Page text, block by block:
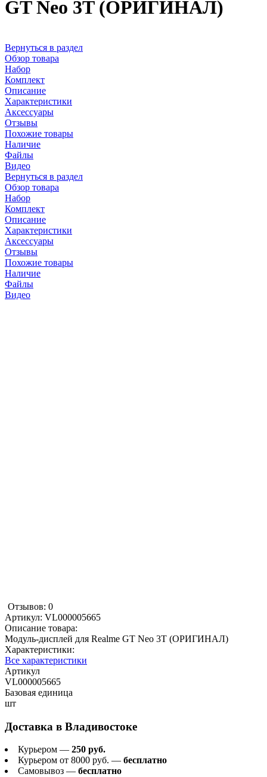
GT Neo 3T (ОРИГИНАЛ)
Вернуться в раздел
Обзор товара
Набор
Комплект
Описание
Характеристики
Аксессуары
Отзывы
Похожие товары
Наличие
Файлы
Видео
Вернуться в раздел
Обзор товара
Набор
Комплект
Описание
Характеристики
Аксессуары
Отзывы
Похожие товары
Наличие
Файлы
Видео
Отзывов: 0
Артикул: VL000005665
Описание товара:
Модуль-дисплей для Realme GT Neo 3T (ОРИГИНАЛ)
Характеристики:
Все характеристики
Артикул
VL000005665
Базовая единица
шт
Доставка в Владивостоке
Курьером — 250 руб.
Курьером от 8000 руб. — бесплатно
Самовывоз — бесплатно